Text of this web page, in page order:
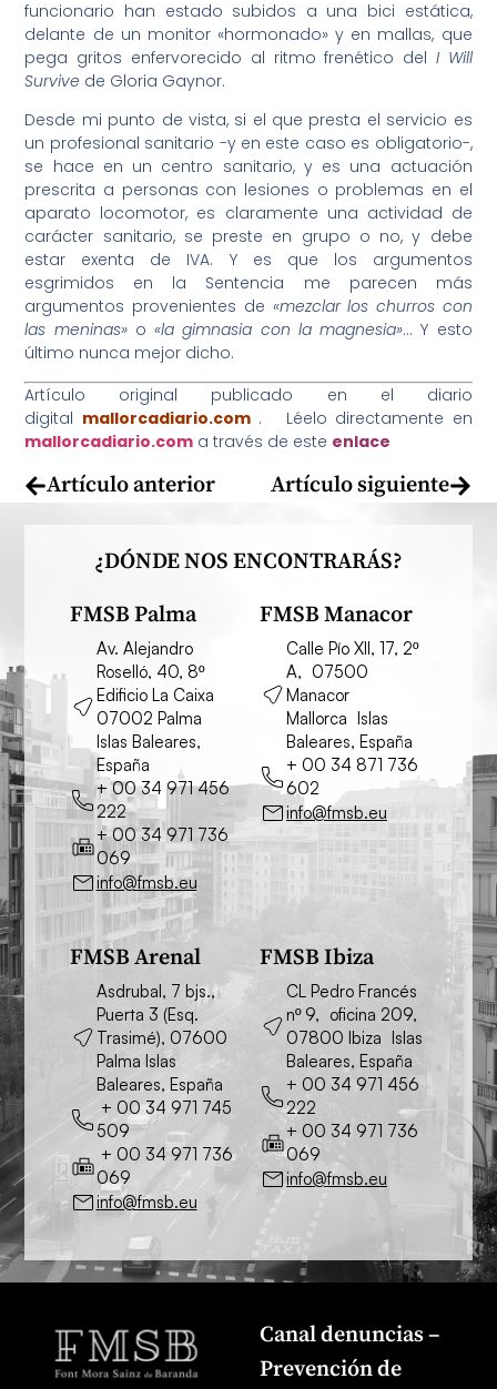
funcionario han estado subidos a una bici estática,
delante de un monitor «hormonado» y en mallas, que
pega gritos enfervorecido al ritmo frenético del I Will
Survive de Gloria Gaynor.
Desde mi punto de vista, si el que presta el servicio es
un profesional sanitario -y en este caso es obligatorio-,
se hace en un centro sanitario, y es una actuación
prescrita a personas con lesiones o problemas en el
aparato locomotor, es claramente una actividad de
carácter sanitario, se preste en grupo o no, y debe
estar exenta de IVA. Y es que los argumentos
esgrimidos en la Sentencia me parecen más
argumentos provenientes de «mezclar los churros con
las meninas» o«la gimnasia con la magnesia»… Y esto
último nunca mejor dicho.
Artículo original publicado en el diario
digital mallorcadiario.com. Léelo directamente en
mallorcadiario.com a través de este enlace
Artículo anterior Artículo siguiente
¿DÓNDE NOS ENCONTRARÁS?
FMSB Palma
Av. Alejandro
Roselló, 40, 8º
Edificio La Caixa
07002 Palma
Islas Baleares,
España
+ 00 34 971 456
222
+ 00 34 971 736
069
info@fmsb.eu
FMSB Manacor
Calle Pío XII, 17, 2º
A, 07500
Manacor
Mallorca Islas
Baleares, España
+ 00 34 871 736
602
info@fmsb.eu
FMSB Arenal
Asdrubal, 7 bjs.,
Puerta 3 (Esq.
Trasimé), 07600
Palma Islas
Baleares, España
+ 00 34 971 745
509
+ 00 34 971 736
069
info@fmsb.eu
FMSB Ibiza
CL Pedro Francés
nº 9, oficina 209,
07800 Ibiza Islas
Baleares, España
+ 00 34 971 456
222
+ 00 34 971 736
069
info@fmsb.eu
Canal denuncias –
Prevención de